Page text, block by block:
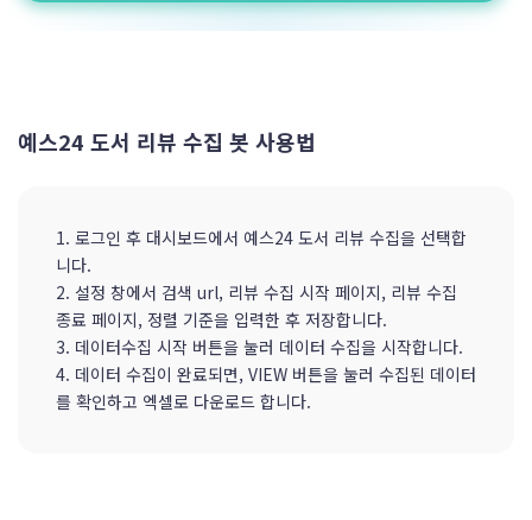
예스24 도서 리뷰 수집 봇 사용법
1. 로그인 후 대시보드에서 예스24 도서 리뷰 수집을 선택합
니다.
2. 설정 창에서 검색 url, 리뷰 수집 시작 페이지, 리뷰 수집
종료 페이지, 정렬 기준을 입력한 후 저장합니다.
3. 데이터수집 시작 버튼을 눌러 데이터 수집을 시작합니다.
4. 데이터 수집이 완료되면, VIEW 버튼을 눌러 수집된 데이터
를 확인하고 엑셀로 다운로드 합니다.